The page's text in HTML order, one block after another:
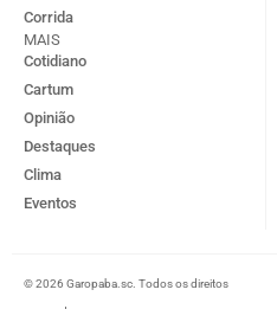
Corrida
MAIS
Cotidiano
Cartum
Opinião
Destaques
Clima
Eventos
© 2026 Garopaba.sc. Todos os direitos